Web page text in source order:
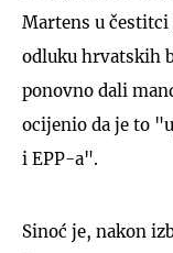
Martens u čestitci
odluku hrvatskih
ponovno dali
ocijenio da je to
i EPP-a".
Sinoć je, nakon